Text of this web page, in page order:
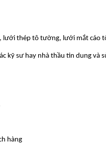
lưới thép tô tường, lưới mắt cáo
sư hay nhà thầu tin dung và
hàng